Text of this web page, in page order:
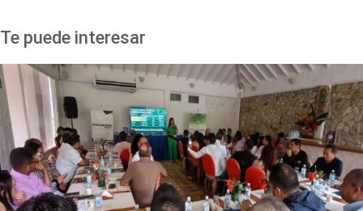
Te puede interesar